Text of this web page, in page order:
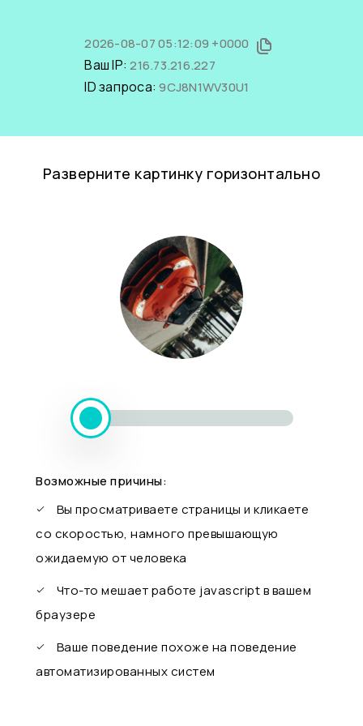
2026-08-07 05:12:09 +0000
Ваш IP:216.73.216.227
ID запроса:9CJ8N1WV30U1
Разверните картинку горизонтально
Возможные причины:
Вы просматриваете страницы и кликаете
со скоростью, намного превышающую
ожидаемую от человека
Что-то мешает работе javascript в вашем
браузере
Ваше поведение похоже на поведение
автоматизированных систем